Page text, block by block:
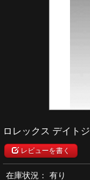
ロレックス デイト
レビューを書く
在庫状況： 有り